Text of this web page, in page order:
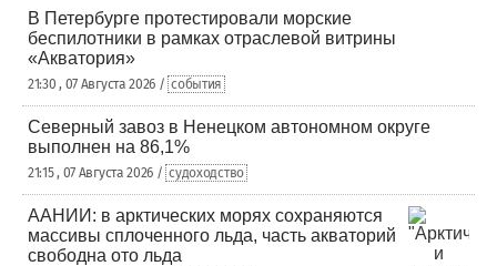
В Петербурге протестировали морские
беспилотники в рамках отраслевой витрины
«Акватория»
21:30 , 07 Августа 2026 / события
Северный завоз в Ненецком автономном округе
выполнен на 86,1%
21:15 , 07 Августа 2026 / судоходство
ААНИИ: в арктических морях сохраняются
массивы сплоченного льда, часть акваторий
свободна ото льда